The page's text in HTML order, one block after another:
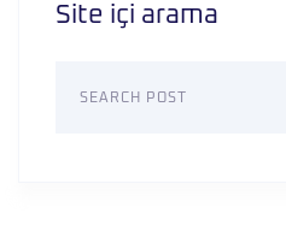
Site içi arama